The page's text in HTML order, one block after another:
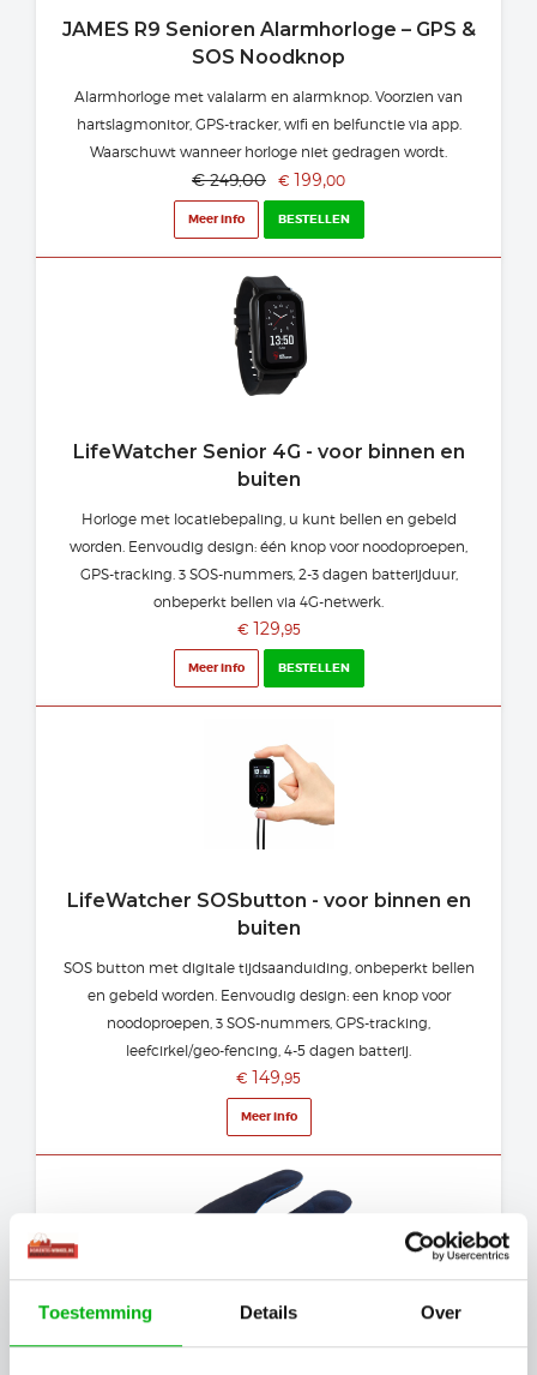
Toestemming Details Over
JAMES R9 Senioren Alarmhorloge – GPS &
SOS Noodknop
Alarmhorloge met valalarm en alarmknop. Voorzien van
hartslagmonitor, GPS-tracker, wifi en belfunctie via app.
Waarschuwt wanneer horloge niet gedragen wordt.
€249,00 € 199,00
Meer info BESTELLEN
LifeWatcher Senior 4G - voor binnen en
buiten
Horloge met locatiebepaling, u kunt bellen en gebeld
worden. Eenvoudig design: één knop voor noodoproepen,
GPS-tracking. 3 SOS-nummers, 2-3 dagen batterijduur,
onbeperkt bellen via 4G-netwerk.
€ 129,95
Meer info BESTELLEN
LifeWatcher SOSbutton - voor binnen en
buiten
SOS button met digitale tijdsaanduiding, onbeperkt bellen
en gebeld worden. Eenvoudig design: een knop voor
noodoproepen, 3 SOS-nummers, GPS-tracking,
leefcirkel/geo-fencing, 4-5 dagen batterij.
€ 149,95
Meer info
Slimme GPS-schoenzool voor dwaal- en